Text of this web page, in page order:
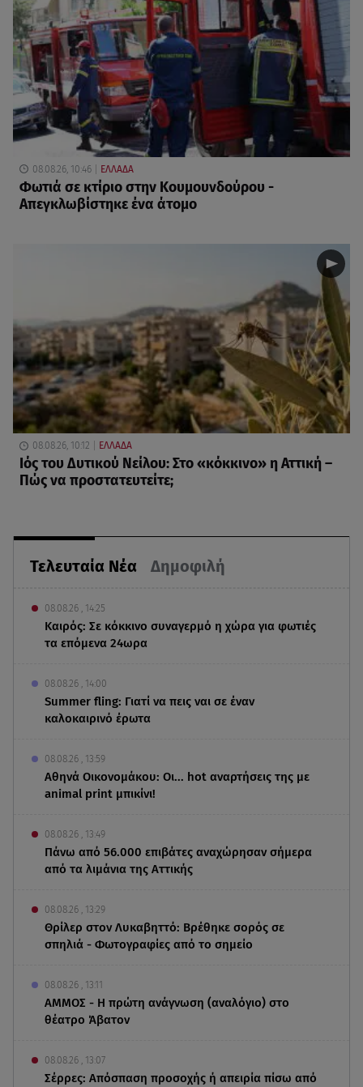
Τελευταία Νέα Δημοφιλή
08.08.26 , 14:25
Καιρός: Σε κόκκινο συναγερμό η χώρα για φωτιές
τα επόμενα 24ωρα
08.08.26 , 14:00
Summer fling: Γιατί να πεις ναι σε έναν
καλοκαιρινό έρωτα
08.08.26 , 13:59
Αθηνά Οικονομάκου: Οι... hot αναρτήσεις της με
animal print μπικίνι!
08.08.26 , 13:49
Πάνω από 56.000 επιβάτες αναχώρησαν σήμερα
από τα λιμάνια της Αττικής
08.08.26 , 13:29
Θρίλερ στον Λυκαβηττό: Βρέθηκε σορός σε
σπηλιά - Φωτογραφίες από το σημείο
08.08.26 , 13:11
ΑΜΜΟΣ - Η πρώτη ανάγνωση (αναλόγιο) στο
θέατρο Άβατον
08.08.26 , 13:07
Σέρρες: Απόσπαση προσοχής ή απειρία πίσω από
08.08.26, 10:46 ΕΛΛΑΔΑ
Φωτιά σε κτίριο στην Κουμουνδούρου -
Απεγκλωβίστηκε ένα άτομο
08.08.26, 10:12 ΕΛΛΑΔΑ
Ιός του Δυτικού Νείλου: Στο «κόκκινο» η Αττική –
Πώς να προστατευτείτε;